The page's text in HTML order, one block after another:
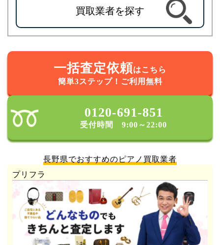
買取業者を探す
一括査定依頼はこちら
簡単3ステップ！ご利用無料
0120-691-851
受付時間 9:00～22:00
長野県でおすすめのピアノ買取業者
プリフラ